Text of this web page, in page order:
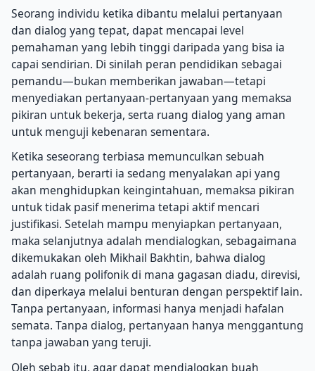
Seorang individu ketika dibantu melalui pertanyaan
dan dialog yang tepat, dapat mencapai level
pemahaman yang lebih tinggi daripada yang bisa ia
capai sendirian. Di sinilah peran pendidikan sebagai
pemandu—bukan memberikan jawaban—tetapi
menyediakan pertanyaan-pertanyaan yang memaksa
pikiran untuk bekerja, serta ruang dialog yang aman
untuk menguji kebenaran sementara.
Ketika seseorang terbiasa memunculkan sebuah
pertanyaan, berarti ia sedang menyalakan api yang
akan menghidupkan keingintahuan, memaksa pikiran
untuk tidak pasif menerima tetapi aktif mencari
justifikasi. Setelah mampu menyiapkan pertanyaan,
maka selanjutnya adalah mendialogkan, sebagaimana
dikemukakan oleh Mikhail Bakhtin, bahwa dialog
adalah ruang polifonik di mana gagasan diadu, direvisi,
dan diperkaya melalui benturan dengan perspektif lain.
Tanpa pertanyaan, informasi hanya menjadi hafalan
semata. Tanpa dialog, pertanyaan hanya menggantung
tanpa jawaban yang teruji.
Oleh sebab itu, agar dapat mendialogkan buah